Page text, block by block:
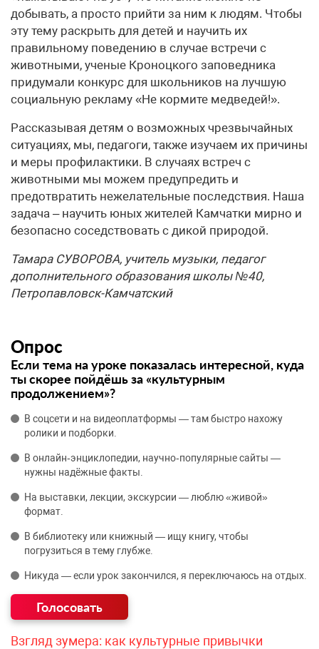
добывать, а просто прийти за ним к людям. Чтобы
эту тему раскрыть для детей и научить их
правильному поведению в случае встречи с
животными, ученые Кроноцкого заповедника
придумали конкурс для школьников на лучшую
социальную рекламу «Не кормите медведей!».
Рассказывая детям о возможных чрезвычайных
ситуациях, мы, педагоги, также изучаем их причины
и меры профилактики. В случаях встреч с
животными мы можем предупредить и
предотвратить нежелательные последствия. Наша
задача – научить юных жителей Камчатки мирно и
безопасно соседствовать с дикой природой.
Тамара СУВОРОВА, учитель музыки, педагог
дополнительного образования школы №40,
Петропавловск-Камчатский
Опрос
Если тема на уроке показалась интересной, куда
ты скорее пойдёшь за «культурным
продолжением»?
В соцсети и на видеоплатформы — там быстро нахожу
ролики и подборки.
В онлайн‑энциклопедии, научно‑популярные сайты —
нужны надёжные факты.
На выставки, лекции, экскурсии — люблю «живой»
формат.
В библиотеку или книжный — ищу книгу, чтобы
погрузиться в тему глубже.
Никуда — если урок закончился, я переключаюсь на отдых.
Взгляд зумера: как культурные привычки